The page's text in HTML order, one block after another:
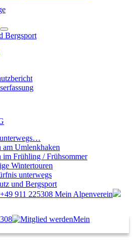
Bergsport
am Umlenkhaken
im Frühling / Frühsommer
Wintertouren
unterwegs
und Bergsport
+49 911 225308 Mein Alpenverein
Mein